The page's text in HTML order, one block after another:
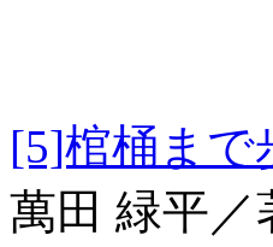
[5]棺桶ま
萬田 緑平